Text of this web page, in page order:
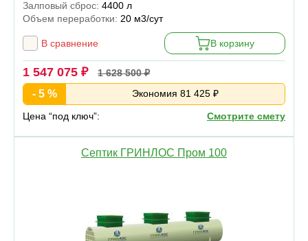
Залповый сброс: 4400 л
Объем переработки: 20 м3/сут
В сравнение В корзину
1 547 075 ₽ 1 628 500 ₽
- 5 % Экономия 81 425 ₽
Цена “под ключ”: Смотрите смету
Септик ГРИНЛОС Пром 100